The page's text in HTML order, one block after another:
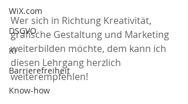
WiX.com
DSGVO
KI
Barrierefreiheit
Know-how
Wer sich in Richtung Kreativität,
grafische Gestaltung und Marketing
weiterbilden möchte, dem kann ich
diesen Lehrgang herzlich
weiterempfehlen!